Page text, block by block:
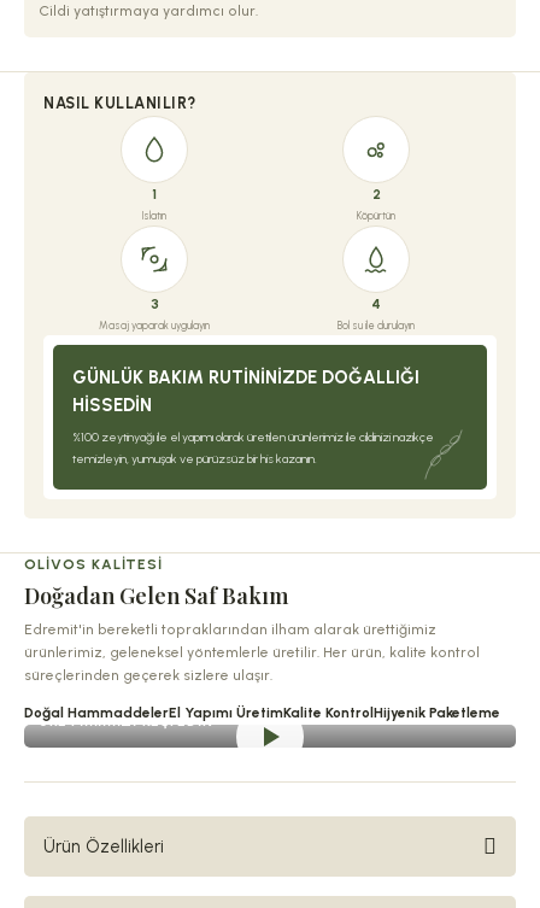
Cildi yatıştırmaya yardımcı olur.
NASIL KULLANILIR?
1
Islatın
2
Köpürtün
3
Masaj yaparak uygulayın
4
Bol su ile durulayın
GÜNLÜK BAKIM RUTININIZDE DOĞALLIĞI
HISSEDIN
%100 zeytinyağı ile el yapımı olarak üretilen ürünlerimiz ile cildinizi nazikçe
temizleyin, yumuşak ve pürüzsüz bir his kazanın.
OLIVOS KALITESI
Doğadan Gelen Saf Bakım
Edremit'in bereketli topraklarından ilham alarak ürettiğimiz
ürünlerimiz, geleneksel yöntemlerle üretilir. Her ürün, kalite kontrol
süreçlerinden geçerek sizlere ulaşır.
Doğal HammaddelerEl Yapımı ÜretimKalite Kontrol Hijyenik Paketleme
ÜRETIMIMIZI KEŞFEDIN
Ürün Özellikleri